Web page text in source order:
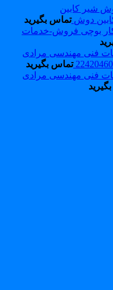
کابین
تماس بگیرید
فروش-خدمات
تماس بگیرید